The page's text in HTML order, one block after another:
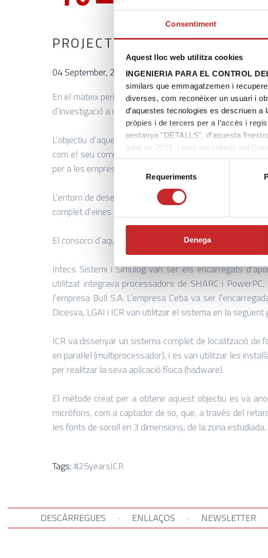
Consentiment
Aquest lloc web utilitza cookies
INGENIERIA PARA EL CONTROL
similars que emmagatzemen i
diverses, com reconèixer un usuari i
d’aquestes tecnologies es descriuen
pròpies i de tercers per a l’accés i
pestanya "DETALLS", d'aquesta
juliol de 2023, i amb els criteris del
l’LOPDGDD-3/2018, i l’LSSI-CE-34/
cookies al nostre web.
consentiment
Requeriments
Denega
PROJECTE 5: PROJECTE
04 September, 2020/byICR
En el mateix període en que ICR va participar en el
d’investigació a nivell europeu, sobre noves tecnologies
L’objectiu d’aquest projecte era desenvolupar una
com el seu corresponent entorn de desenvolupament
per a les empreses.
L’entorn de desenvolupament d’un software
complet d’eines de modelització i simulació-o.
El consorci d’aquest projecte estava format per
Intecs Sistemi i Simulog van ser els encarregats
utilitzat integrava processadors de SHARC i
l’empresa Bull S.A. L’empresa Cetia va ser
Dicesva, LGAI i ICR van utilitzar el sistema en la
ICR va dissenyar un sistema complet de localització
en paral·lel (multiprocessador), i es van utilitzar les
per realitzar la seva aplicació física (hadware).
El mètode creat per a obtenir aquest objectiu es va
micròfons, com a captador de so, que, a través del
les fonts de soroll en 3 dimensions, de la zona estudiada.
Tags: #25yearsICR
DESCÀRREGUES · ENLLAÇOS · NEWSLETTER